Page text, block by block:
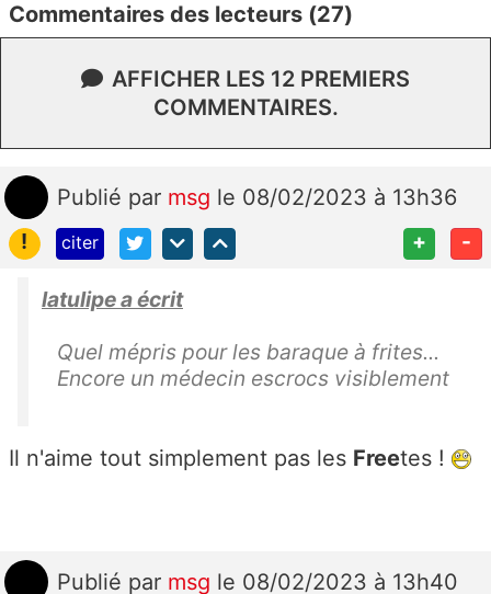
Commentaires des lecteurs (27)
AFFICHER LES 12 PREMIERS
COMMENTAIRES.
Publié par msg le 08/02/2023 à 13h36
!
citer + -
latulipe a écrit
Quel mépris pour les baraque à frites...
Encore un médecin escrocs visiblement
Il n'aime tout simplement pas les Freetes !
Publié par msg le 08/02/2023 à 13h40